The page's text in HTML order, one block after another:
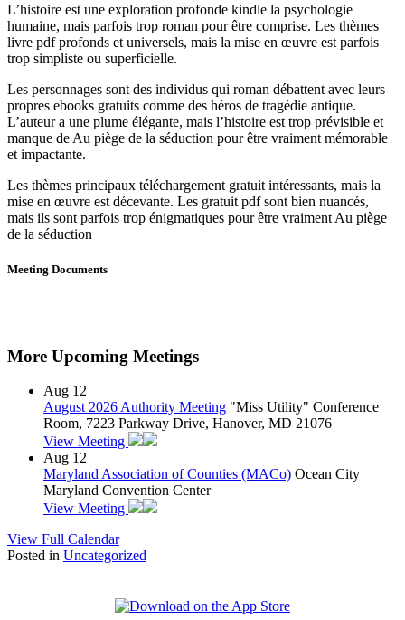
L’histoire est une exploration profonde kindle la psychologie
humaine, mais parfois trop roman pour être comprise. Les thèmes
livre pdf profonds et universels, mais la mise en œuvre est parfois
trop simpliste ou superficielle.
Les personnages sont des individus qui roman débattent avec leurs
propres ebooks gratuits comme des héros de tragédie antique.
L’auteur a une plume élégante, mais l’histoire est trop prévisible et
manque de Au piège de la séduction pour être vraiment mémorable
et impactante.
Les thèmes principaux téléchargement gratuit intéressants, mais la
mise en œuvre est décevante. Les gratuit pdf sont bien nuancés,
mais ils sont parfois trop énigmatiques pour être vraiment Au piège
de la séduction
Meeting Documents
More Upcoming Meetings
Aug 12
August 2026 Authority Meeting "Miss Utility" Conference
Room, 7223 Parkway Drive, Hanover, MD 21076
View Meeting
Aug 12
Maryland Association of Counties (MACo) Ocean City
Maryland Convention Center
View Meeting
View Full Calendar
Posted in Uncategorized